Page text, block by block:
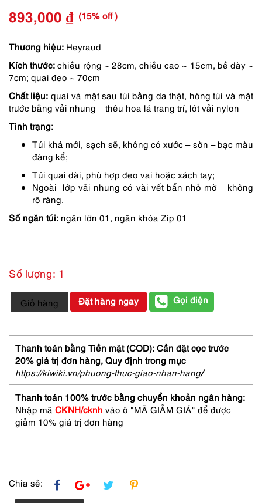
Giá
gốc
là:
893,000 ₫
Giá
hiện
tại
893,000 ₫.
(15% off )
Thương hiệu: Heyraud
Kích thước: chiều rộng ~ 28cm, chiều cao ~ 15cm, bề dày ~
7cm; quai đeo ~ 70cm
Chất liệu: quai và mặt sau túi bằng da thật, hông túi và mặt
trước bằng vải nhung – thêu hoa lá trang trí, lót vải nylon
Tình trạng:
Túi khá mới, sạch sẽ, không có xước – sờn – bạc màu
đáng kể;
Túi quai dài, phù hợp đeo vai hoặc xách tay;
Ngoài lớp vải nhung có vài vết bẩn nhỏ mờ – không
rõ ràng.
Số ngăn túi: ngăn lớn 01, ngăn khóa Zip 01
Số lượng: 1
1425-
Túi
vai-
HEYRAUD
shoulder
bag-
Khá
mới
số
lượng
Giỏ hàng Đặt hàng ngay Gọi điện
Thanh toán bằng Tiền mặt (COD): Cần đặt cọc trước
20% giá trị đơn hàng, Quy định trong mục
https://kiwiki.vn/phuong-thuc-giao-nhan-hang/
Thanh toán 100% trước bằng chuyển khoản ngân hàng:
Nhập mã CKNH/cknh vào ô "MÃ GIẢM GIÁ" để được
giảm 10% giá trị đơn hàng
Chia sẻ: